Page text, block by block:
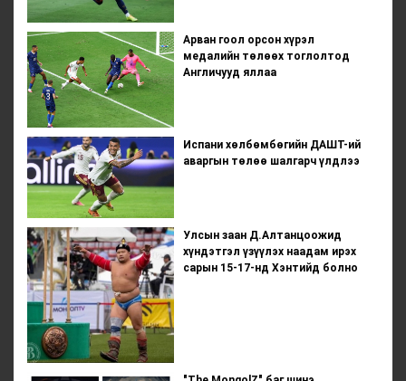
Арван гоол орсон хүрэл
медалийн төлөөх тоглолтод
Англичууд яллаа
Испани хөлбөмбөгийн ДАШТ-ий
аваргын төлөө шалгарч үлдлээ
Улсын заан Д.Алтанцоожид
хүндэтгэл үзүүлэх наадам ирэх
сарын 15-17-нд Хэнтийд болно